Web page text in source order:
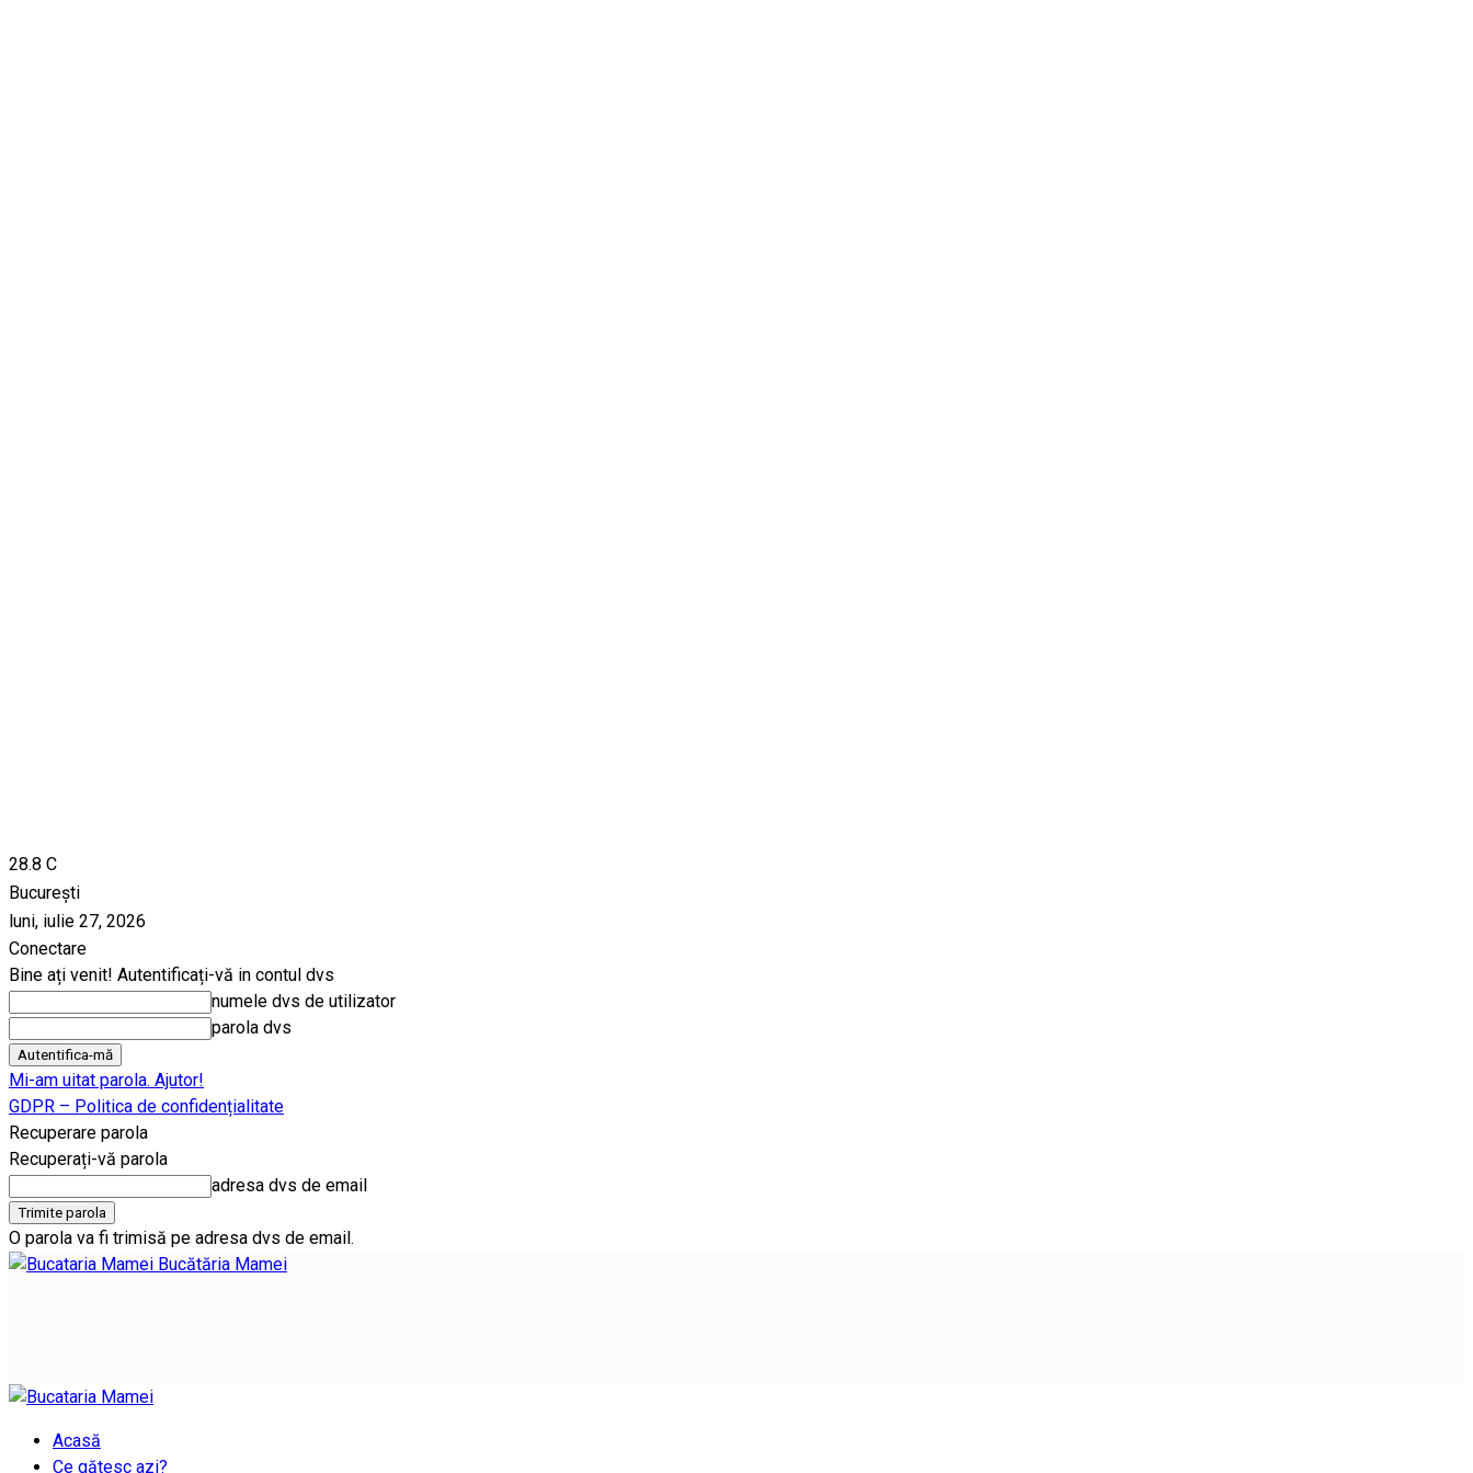
28.8 C
București
luni, iulie 27, 2026
Conectare
Bine ați venit! Autentificați-vă in contul dvs
numele dvs de utilizator
parola dvs
Mi-am uitat parola. Ajutor!
GDPR – Politica de confidențialitate
Recuperare parola
Recuperați-vă parola
adresa dvs de email
O parola va fi trimisă pe adresa dvs de email.
Bucătăria Mamei
Acasă
Ce gătesc azi?